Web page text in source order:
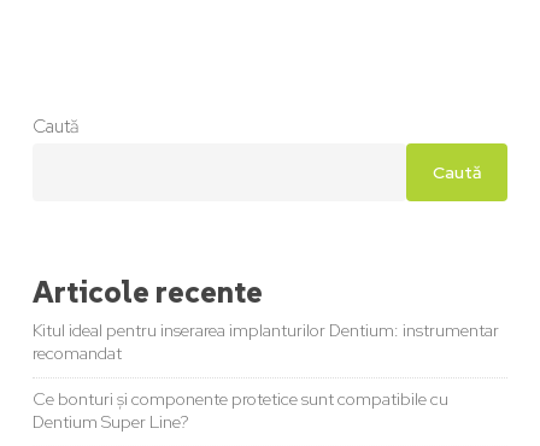
Caută
Caută
Articole recente
Kitul ideal pentru inserarea implanturilor Dentium: instrumentar
recomandat
Ce bonturi și componente protetice sunt compatibile cu
Dentium Super Line?